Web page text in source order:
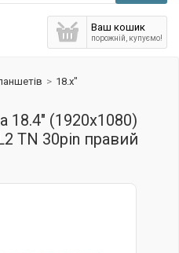
Ваш кошик
порожній, купуємо!
> 18.x"
18.4" (1920x1080)
TN 30pin правий